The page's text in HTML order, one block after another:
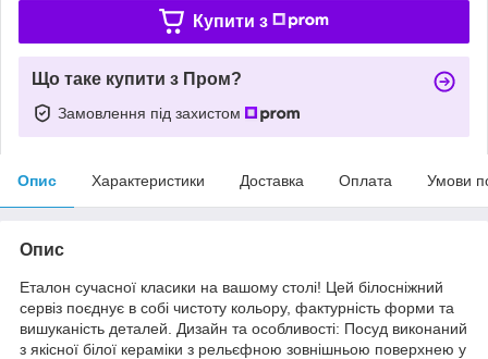
Купити з
Що таке купити з Пром?
Замовлення під захистом
Опис Характеристики Доставка Оплата Умови
Опис
Еталон сучасної класики на вашому столі! Цей білосніжний
сервіз поєднує в собі чистоту кольору, фактурність форми та
вишуканість деталей. Дизайн та особливості: Посуд виконаний
з якісної білої кераміки з рельєфною зовнішньою поверхнею у